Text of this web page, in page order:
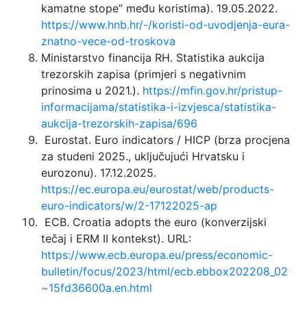
kamatne stope” među koristima). 19.05.2022.
https://www.hnb.hr/-/koristi-od-uvodjenja-eura-
znatno-vece-od-troskova
Ministarstvo financija RH. Statistika aukcija
trezorskih zapisa (primjeri s negativnim
prinosima u 2021.). https://mfin.gov.hr/pristup-
informacijama/statistika-i-izvjesca/statistika-
aukcija-trezorskih-zapisa/696
Eurostat. Euro indicators / HICP (brza procjena
za studeni 2025., uključujući Hrvatsku i
eurozonu). 17.12.2025.
https://ec.europa.eu/eurostat/web/products-
euro-indicators/w/2-17122025-ap
ECB. Croatia adopts the euro (konverzijski
tečaj i ERM II kontekst). URL:
https://www.ecb.europa.eu/press/economic-
bulletin/focus/2023/html/ecb.ebbox202208_02
~15fd36600a.en.html